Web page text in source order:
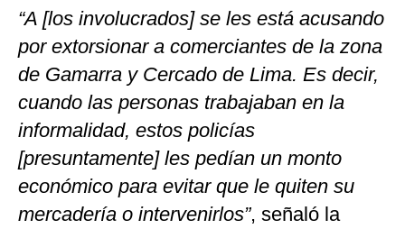
“A [los involucrados] se les está acusando
por extorsionar a comerciantes de la zona
de Gamarra y Cercado de Lima. Es decir,
cuando las personas trabajaban en la
informalidad, estos policías
[presuntamente] les pedían un monto
económico para evitar que le quiten su
mercadería o intervenirlos”, señaló la